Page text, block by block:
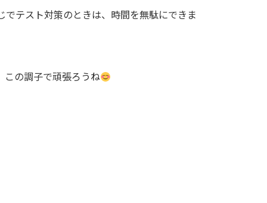
テスト対策のときは、時間を無駄にできま
この調子で頑張ろうね